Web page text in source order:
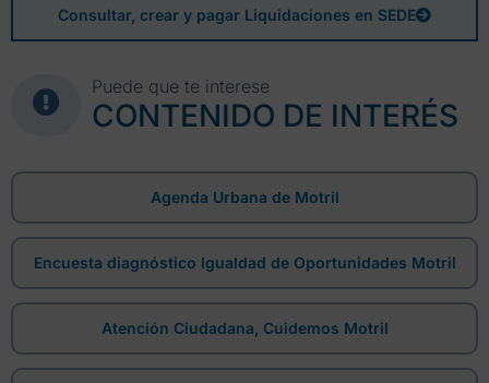
Consultar, crear y pagar Liquidaciones en SEDE
Puede que te interese
CONTENIDO DE INTERÉS
Agenda Urbana de Motril
Encuesta diagnóstico Igualdad de Oportunidades Motril
Atención Ciudadana, Cuidemos Motril